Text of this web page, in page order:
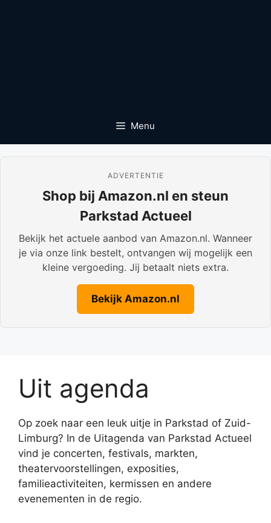
Menu
ADVERTENTIE
Shop bij Amazon.nl en steun
Parkstad Actueel
Bekijk het actuele aanbod van Amazon.nl. Wanneer
je via onze link bestelt, ontvangen wij mogelijk een
kleine vergoeding. Jij betaalt niets extra.
Bekijk Amazon.nl
Uit agenda
Op zoek naar een leuk uitje in Parkstad of Zuid-
Limburg? In de Uitagenda van Parkstad Actueel
vind je concerten, festivals, markten,
theatervoorstellingen, exposities,
familieactiviteiten, kermissen en andere
evenementen in de regio.